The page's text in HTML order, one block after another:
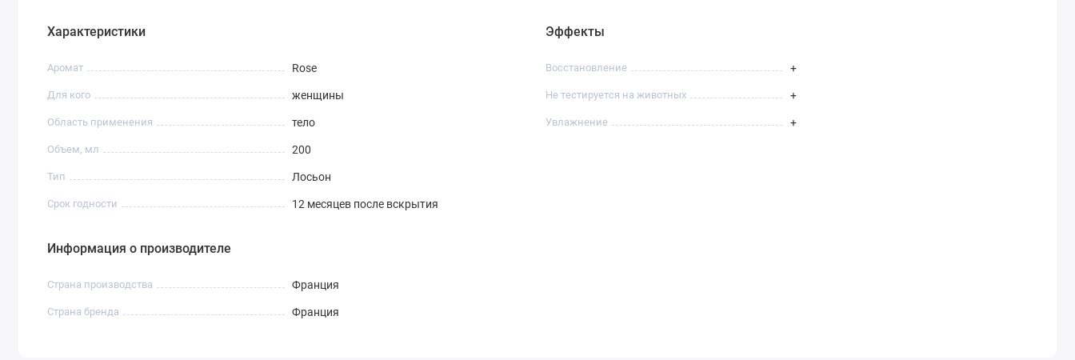
Характеристики
Аромат Rose
Для кого женщины
Область применения тело
Объем, мл 200
Тип Лосьон
Срок годности 12 месяцев после вскрытия
Эффекты
Восстановление +
Не тестируется на животных +
Увлажнение +
Информация о производителе
Страна производства Франция
Страна бренда Франция